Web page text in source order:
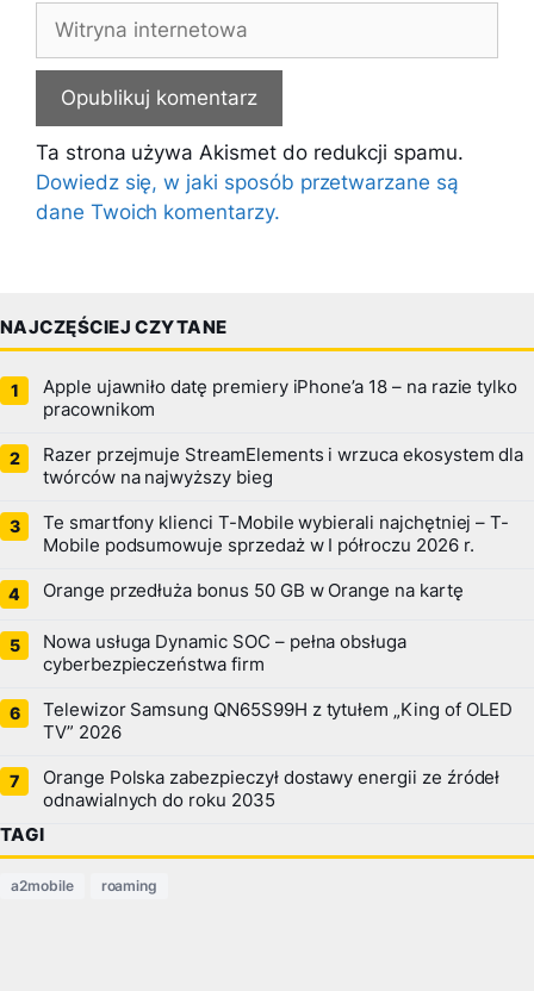
internetowa
Ta strona używa Akismet do redukcji spamu.
Dowiedz się, w jaki sposób przetwarzane są
dane Twoich komentarzy.
NAJCZĘŚCIEJ CZYTANE
Apple ujawniło datę premiery iPhone’a 18 – na razie tylko
pracownikom
Razer przejmuje StreamElements i wrzuca ekosystem dla
twórców na najwyższy bieg
Te smartfony klienci T-Mobile wybierali najchętniej – T-
Mobile podsumowuje sprzedaż w I półroczu 2026 r.
Orange przedłuża bonus 50 GB w Orange na kartę
Nowa usługa Dynamic SOC – pełna obsługa
cyberbezpieczeństwa firm
Telewizor Samsung QN65S99H z tytułem „King of OLED
TV” 2026
Orange Polska zabezpieczył dostawy energii ze źródeł
odnawialnych do roku 2035
TAGI
a2mobile roaming